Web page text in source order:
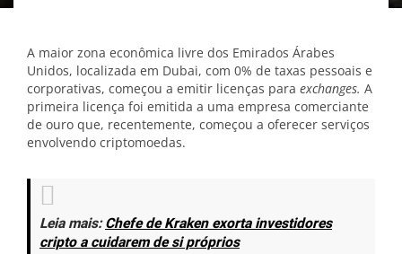
A maior zona econômica livre dos Emirados Árabes
Unidos, localizada em Dubai, com 0% de taxas pessoais e
corporativas, começou a emitir licenças para exchanges. A
primeira licença foi emitida a uma empresa comerciante
de ouro que, recentemente, começou a oferecer serviços
envolvendo criptomoedas.
Leia mais:Chefe de Kraken exorta investidores
cripto a cuidarem de si próprios